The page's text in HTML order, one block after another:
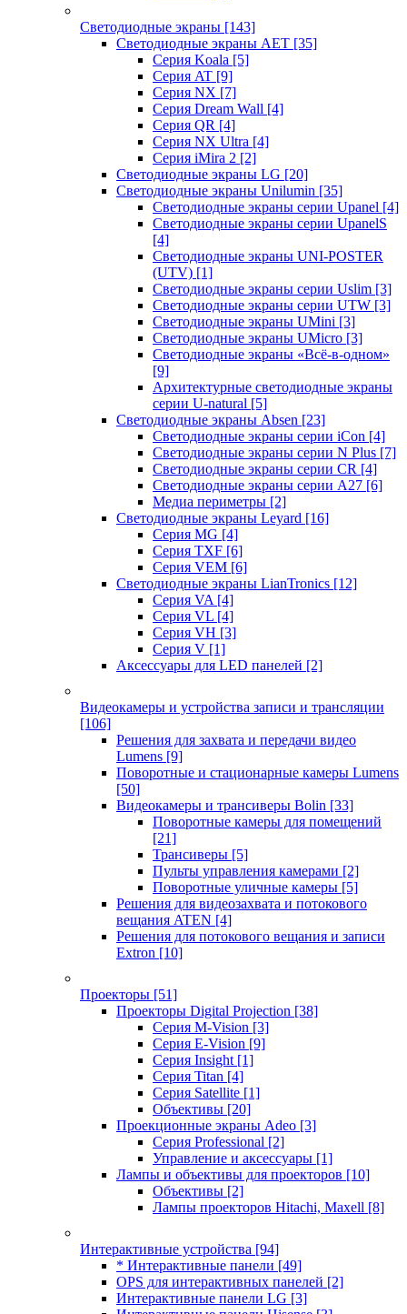
Светодиодные экраны [143]
Светодиодные экраны AET [35]
Cерия Koala [5]
Серия AT [9]
Серия NX [7]
Серия Dream Wall [4]
Серия QR [4]
Серия NX Ultra [4]
Серия iMira 2 [2]
Светодиодные экраны LG [20]
Светодиодные экраны Unilumin [35]
Светодиодные экраны серии Upanel [4]
Светодиодные экраны серии UpanelS
[4]
Светодиодные экраны UNI-POSTER
(UTV) [1]
Светодиодные экраны серии Uslim [3]
Светодиодные экраны серии UTW [3]
Светодиодные экраны UMini [3]
Светодиодные экраны UMicro [3]
Светодиодные экраны «Всё-в-одном»
[9]
Архитектурные светодиодные экраны
серии U-natural [5]
Светодиодные экраны Absen [23]
Светодиодные экраны серии iCon [4]
Светодиодные экраны серии N Plus [7]
Светодиодные экраны серии CR [4]
Светодиодные экраны серии А27 [6]
Медиа периметры [2]
Светодиодные экраны Leyard [16]
Серия MG [4]
Серия TXF [6]
Серия VEM [6]
Светодиодные экраны LianTronics [12]
Серия VA [4]
Серия VL [4]
Серия VH [3]
Серия V [1]
Аксессуары для LED панелей [2]
Видеокамеры и устройства записи и трансляции
[106]
Решения для захвата и передачи видео
Lumens [9]
Поворотные и стационарные камеры Lumens
[50]
Видеокамеры и трансиверы Bolin [33]
Поворотные камеры для помещений
[21]
Трансиверы [5]
Пульты управления камерами [2]
Поворотные уличные камеры [5]
Решения для видеозахвата и потокового
вещания ATEN [4]
Решения для потокового вещания и записи
Extron [10]
Проекторы [51]
Проекторы Digital Projection [38]
Серия M-Vision [3]
Серия E-Vision [9]
Серия Insight [1]
Серия Titan [4]
Серия Satellite [1]
Объективы [20]
Проекционные экраны Adeo [3]
Серия Professional [2]
Управление и аксессуары [1]
Лампы и объективы для проекторов [10]
Объективы [2]
Лампы проекторов Hitachi, Maxell [8]
Интерактивные устройства [94]
* Интерактивные панели [49]
OPS для интерактивных панелей [2]
Интерактивные панели LG [3]